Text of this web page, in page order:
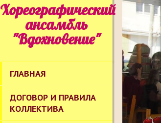
Хореографический
ансамбль
"Вдохновение"
ГЛАВНАЯ
ДОГОВОР И ПРАВИЛА
КОЛЛЕКТИВА